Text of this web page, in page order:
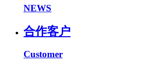
NEWS
合作客户
Customer